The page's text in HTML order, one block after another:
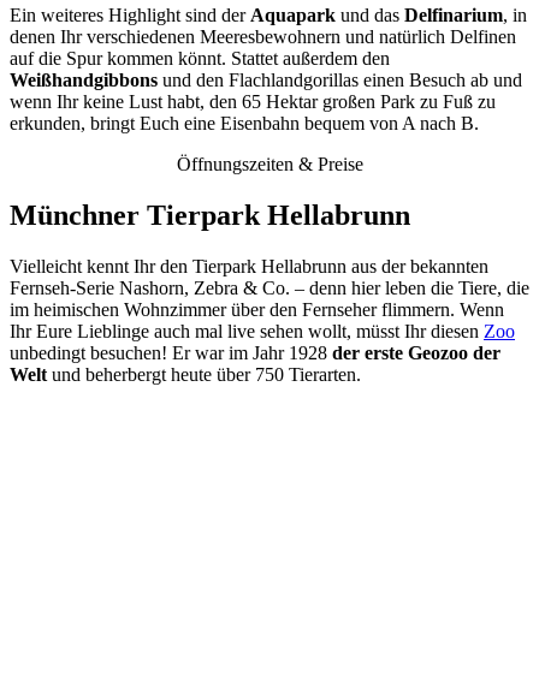
Ein weiteres Highlight sind der Aquapark und das Delfinarium, in
denen Ihr verschiedenen Meeresbewohnern und natürlich Delfinen
auf die Spur kommen könnt. Stattet außerdem den
Weißhandgibbons und den Flachlandgorillas einen Besuch ab und
wenn Ihr keine Lust habt, den 65 Hektar großen Park zu Fuß zu
erkunden, bringt Euch eine Eisenbahn bequem von A nach B.
Öffnungszeiten & Preise
Münchner Tierpark Hellabrunn
Vielleicht kennt Ihr den Tierpark Hellabrunn aus der bekannten
Fernseh-Serie Nashorn, Zebra & Co. – denn hier leben die Tiere, die
im heimischen Wohnzimmer über den Fernseher flimmern. Wenn
Ihr Eure Lieblinge auch mal live sehen wollt, müsst Ihr diesen Zoo
unbedingt besuchen! Er war im Jahr 1928 der erste Geozoo der
Welt und beherbergt heute über 750 Tierarten.